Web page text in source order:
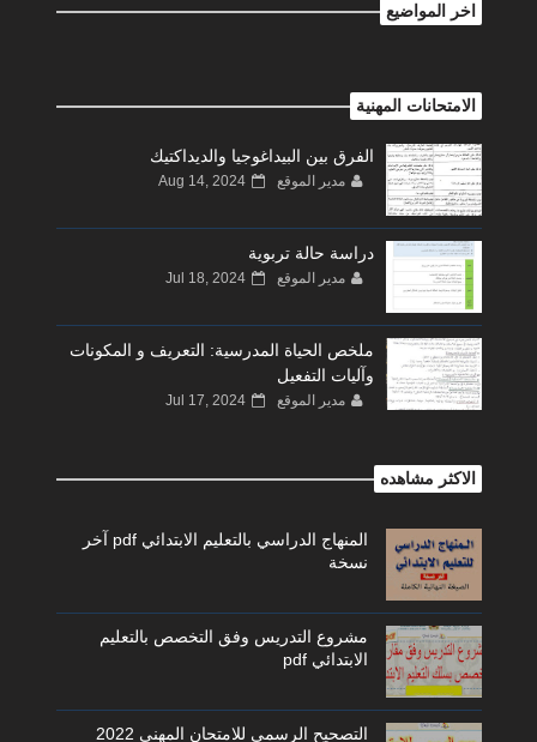
اخر المواضيع
الامتحانات المهنية
الفرق بين البيداغوجيا والديداكتيك
مدير الموقع Aug 14, 2024
دراسة حالة تربوية
مدير الموقع Jul 18, 2024
ملخص الحياة المدرسية: التعريف و المكونات
وآليات التفعيل
مدير الموقع Jul 17, 2024
الاكثر مشاهده
المنهاج الدراسي بالتعليم الابتدائي pdf آخر
نسخة
مشروع التدريس وفق التخصص بالتعليم
الابتدائي pdf
التصحيح الرسمي للامتحان المهني 2022